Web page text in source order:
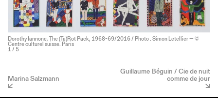
Dorothy Iannone, The (Ta)Rot Pack, 1968-69/2016 / Photo : Simon Letellier — ©
Centre culturel suisse. Paris
1 / 5
Marina Salzmann
Guillaume Béguin / Cie de nuit
comme de jour